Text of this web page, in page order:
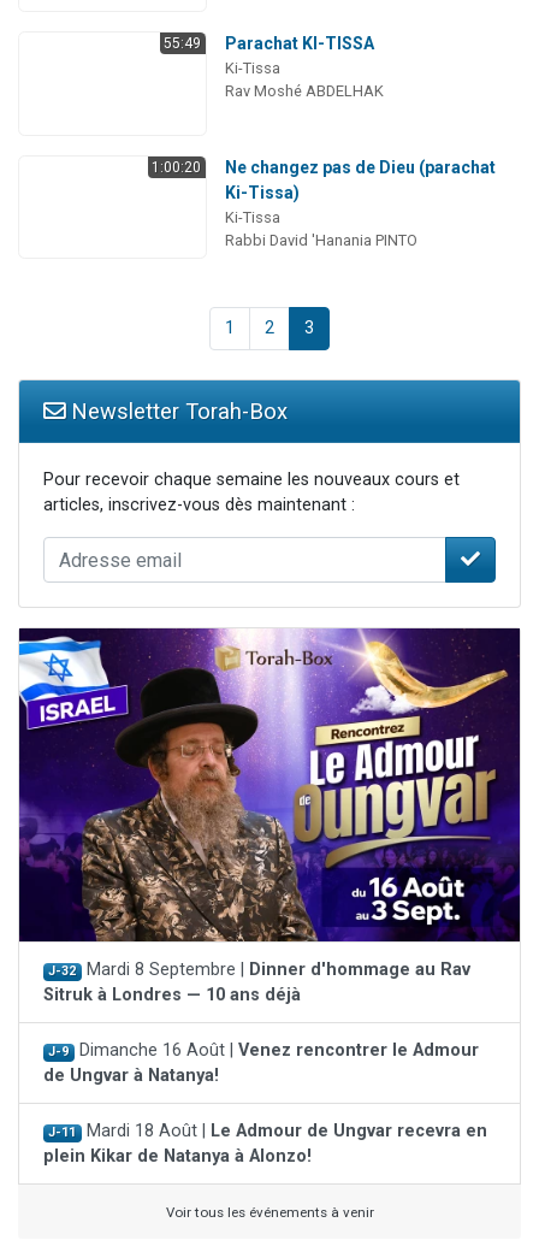
55:49 Parachat KI-TISSA
Ki-Tissa
Rav Moshé ABDELHAK
1:00:20
Ne changez pas de Dieu (parachat
Ki-Tissa)
Ki-Tissa
Rabbi David 'Hanania PINTO
1 2 3
Newsletter Torah-Box
Pour recevoir chaque semaine les nouveaux cours et
articles, inscrivez-vous dès maintenant :
J-32 Mardi 8 Septembre |
Dinner d'hommage au Rav
Sitruk à Londres — 10 ans déjà
J-9 Dimanche 16 Août | Venez rencontrer le Admour
de Ungvar à Natanya!
J-11 Mardi 18 Août |
Le Admour de Ungvar recevra en
plein Kikar de Natanya à Alonzo!
Voir tous les événements à venir